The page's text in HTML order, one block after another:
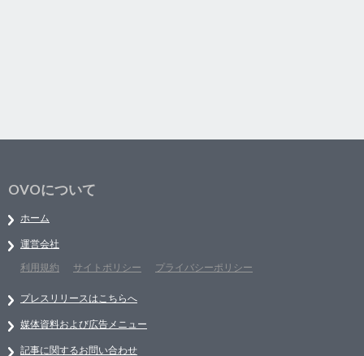
OVOについて
ホーム
運営会社
利用規約
サイトポリシー プライバシーポリシー
プレスリリースはこちらへ
媒体資料および広告メニュー
記事に関するお問い合わせ